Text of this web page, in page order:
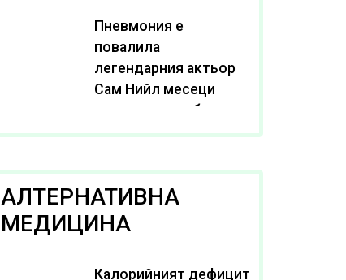
Пневмония е
повалила
легендарния актьор
Сам Нийл месеци
след като пребори
рака
АЛТЕРНАТИВНА
МЕДИЦИНА
Калорийният дефицит